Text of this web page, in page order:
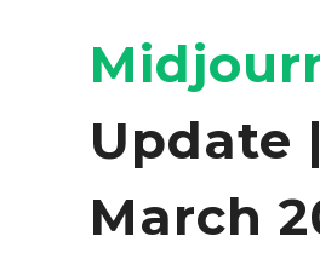
Update |
March